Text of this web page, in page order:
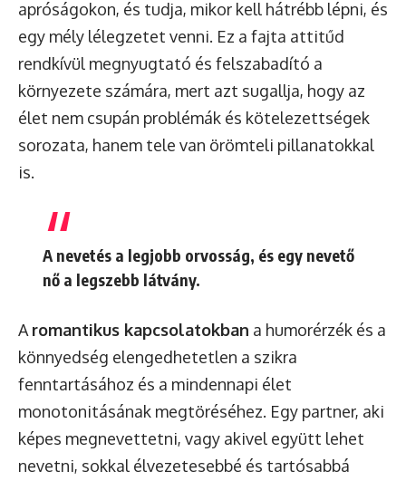
apróságokon, és tudja, mikor kell hátrébb lépni, és
egy mély lélegzetet venni. Ez a fajta attitűd
rendkívül megnyugtató és felszabadító a
környezete számára, mert azt sugallja, hogy az
élet nem csupán problémák és kötelezettségek
sorozata, hanem tele van örömteli pillanatokkal
is.
A nevetés a legjobb orvosság, és egy nevető
nő a legszebb látvány.
A romantikus kapcsolatokban a humorérzék és a
könnyedség elengedhetetlen a szikra
fenntartásához és a mindennapi élet
monotonitásának megtöréséhez. Egy partner, aki
képes megnevettetni, vagy akivel együtt lehet
nevetni, sokkal élvezetesebbé és tartósabbá